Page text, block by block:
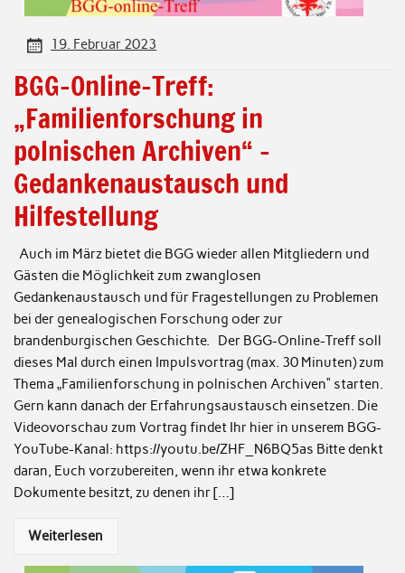
19. Februar 2023
BGG-Online-Treff:
„Familienforschung in
polnischen Archiven“ –
Gedankenaustausch und
Hilfestellung
Auch im März bietet die BGG wieder allen Mitgliedern und
Gästen die Möglichkeit zum zwanglosen
Gedankenaustausch und für Fragestellungen zu Problemen
bei der genealogischen Forschung oder zur
brandenburgischen Geschichte. Der BGG-Online-Treff soll
dieses Mal durch einen Impulsvortrag (max. 30 Minuten) zum
Thema „Familienforschung in polnischen Archiven“ starten.
Gern kann danach der Erfahrungsaustausch einsetzen. Die
Videovorschau zum Vortrag findet Ihr hier in unserem BGG-
YouTube-Kanal: https://youtu.be/ZHF_N6BQ5as Bitte denkt
daran, Euch vorzubereiten, wenn ihr etwa konkrete
Dokumente besitzt, zu denen ihr […]
Weiterlesen